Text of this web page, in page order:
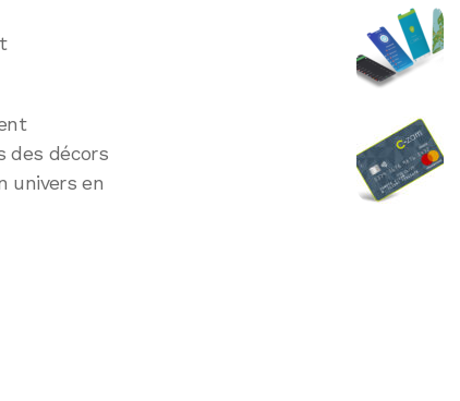
des décors
univers en